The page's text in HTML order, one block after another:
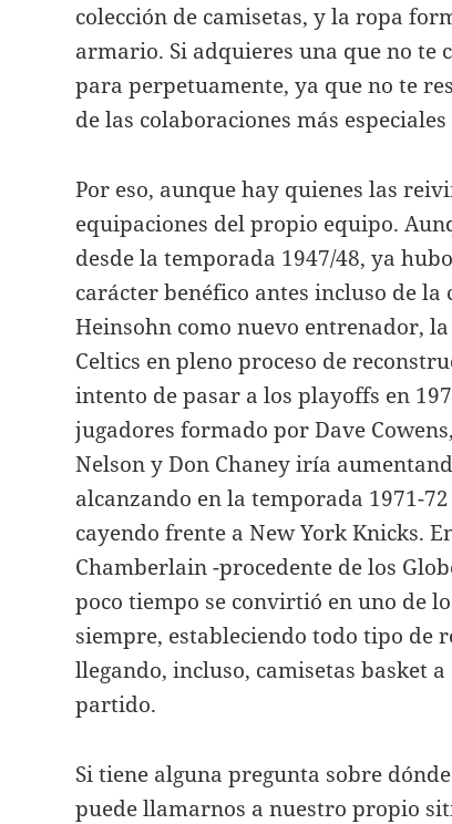
colección de camisetas, y la ropa
armario. Si adquieres una que no te
para perpetuamente, ya que no te
de las colaboraciones más
Por eso, aunque hay quienes las
equipaciones del propio equipo.
desde la temporada 1947/48, ya
carácter benéfico antes incluso de la
Heinsohn como nuevo entrenador,
Celtics en pleno proceso de
intento de pasar a los playoffs en
jugadores formado por Dave
Nelson y Don Chaney iría
alcanzando en la temporada 1971-
cayendo frente a New York Knicks.
Chamberlain -procedente de los
poco tiempo se convirtió en uno de
siempre, estableciendo todo tipo de
llegando, incluso, camisetas basket
partido.
Si tiene alguna pregunta sobre
puede llamarnos a nuestro propio